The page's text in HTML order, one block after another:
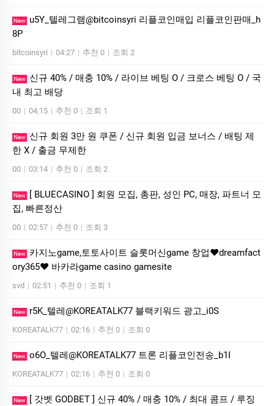
New
u5Y_텔레그램@bitcoinsyri 리플코인매입 리플코인판매_h
8P
bitcoinsyri | 04:27 | 추천 0 | 조회 2
New
신규 40% / 매충 10% / 라이브 베팅 O / 크로스 베팅 O / 국
내 최고 배당
00 | 04:15 | 추천 0 | 조회 1
New
신규 회원 3만 원 쿠폰 / 신규 회원 입금 보너스 / 배팅 제
한 X / 출금 무제한
00 | 03:14 | 추천 0 | 조회 2
New
[ BLUECASINO ] 회원 모집, 총판, 성인 PC, 매장, 파트너 모
집, 빠른정산
00 | 02:57 | 추천 0 | 조회 3
New
카­지노game,토­토사이트 슬­롯머­신game 창업❤dreamfact
ory365❤ 바­카라game casino gamesite
svd | 02:51 | 추천 0 | 조회 1
New r5K_텔레@KOREATALK77 블랙키워드 광고_i0S
KOREATALK77 | 02:16 | 추천 0 | 조회 0
New o6O_텔레@KOREATALK77 트론 리플코인전송_b1I
KOREATALK77 | 02:16 | 추천 0 | 조회 0
New
[ 갓벳 GODBET ] 신규 40% / 매충 10% / 최대 콤프 / 루징